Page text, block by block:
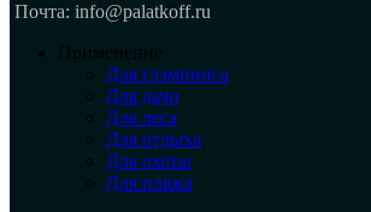
Почта: info@palatkoff.ru
Применение
Для глэмпинга
Для дачи
Для леса
Для отдыха
Для охоты
Для пляжа